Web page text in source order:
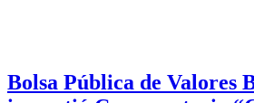
Bolsa Pública de Valores